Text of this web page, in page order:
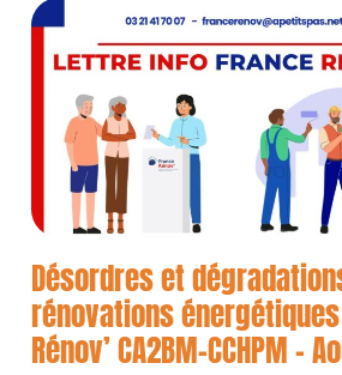
Désordres et
rénovations énergétiques
Rénov’ CA2BM-CCHPM –